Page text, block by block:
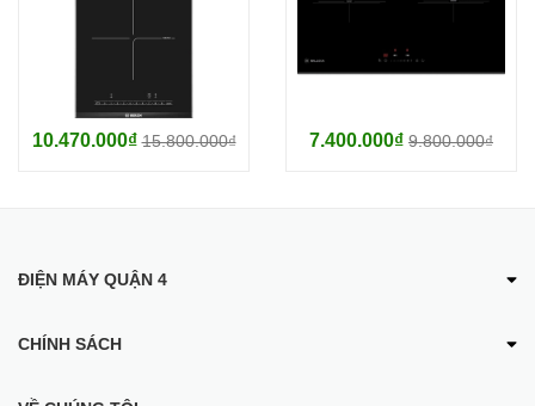
10.470.000₫15.800.000₫ 7.400.000₫ 9.800.000₫
ĐIỆN MÁY QUẬN 4
CHÍNH SÁCH